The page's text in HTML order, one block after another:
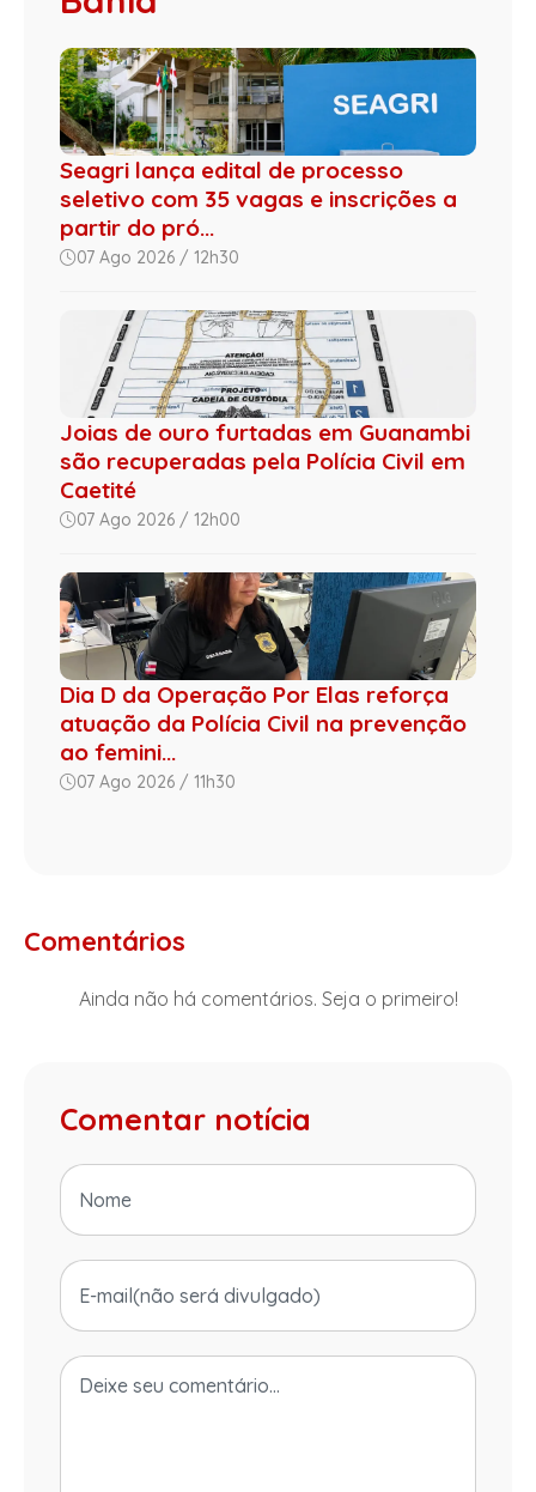
Seagri lança edital de processo
seletivo com 35 vagas e inscrições a
partir do pró...
07 Ago 2026 / 12h30
Joias de ouro furtadas em Guanambi
são recuperadas pela Polícia Civil em
Caetité
07 Ago 2026 / 12h00
Dia D da Operação Por Elas reforça
atuação da Polícia Civil na prevenção
ao femini...
07 Ago 2026 / 11h30
Comentários
Ainda não há comentários. Seja o primeiro!
Comentar notícia